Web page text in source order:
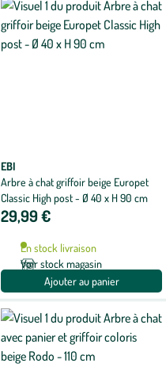
EBI
Arbre à chat griffoir beige Europet
Classic High post - Ø 40 x H 90 cm
29,99 €
En stock livraison
Voir stock magasin
Ajouter au panier